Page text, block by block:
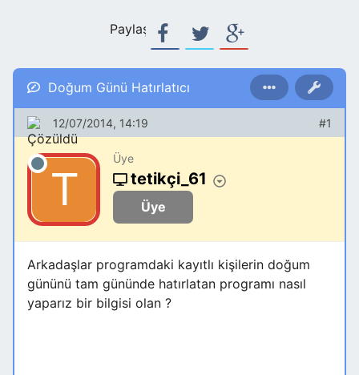
Paylaş:
Doğum Günü Hatırlatıcı
12/07/2014, 14:19 #1
Üye
tetikçi_61
Üye
Arkadaşlar programdaki kayıtlı kişilerin doğum
gününü tam gününde hatırlatan programı nasıl
yaparız bir bilgisi olan ?